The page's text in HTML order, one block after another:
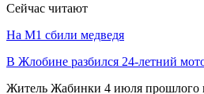
Сейчас читают
На М1 сбили медведя
В Жлобине разбился 24-летний
Житель Жабинки 4 июля прошлого